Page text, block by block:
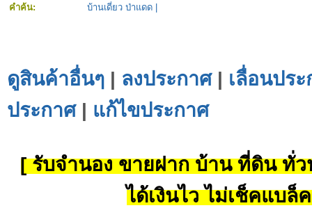
คำค้น: บ้านเดี่ยว ป่าแดด
ดูสินค้าอื่นๆ | ลงประกาศ| เลื่อนปร
ประกาศ| แก้ไขประกาศ
[ รับจำนอง ขายฝาก บ้าน ที่ดิน ทั่ว
ได้เงินไว ไม่เช็คแบล็